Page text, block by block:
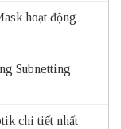
hoạt động
Subnetting
chi tiết nhất